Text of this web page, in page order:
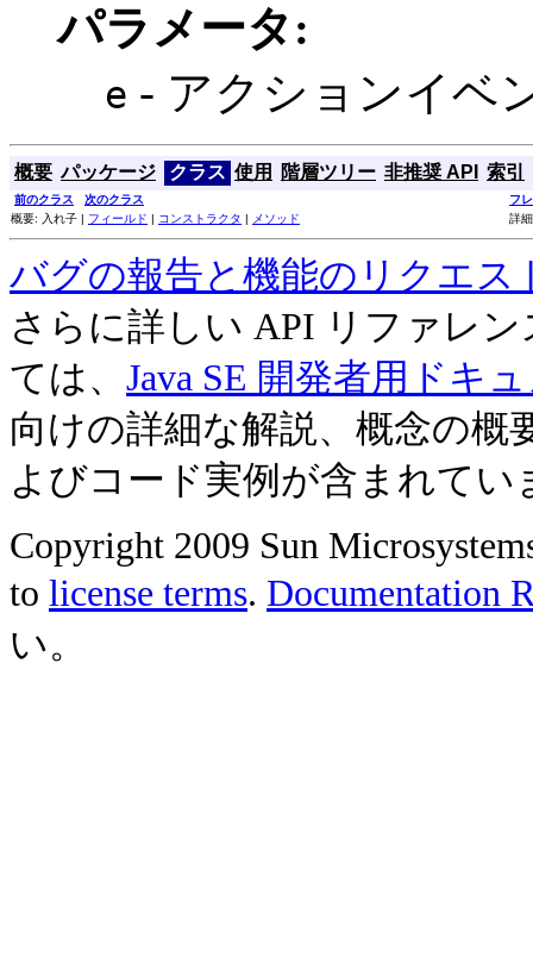
パラメータ:
e - アクションイベ
概要 パッケージ クラス 使用 階層ツリー 非推奨 API 索引
前のクラス 次のクラス
フ
概要: 入れ子 | フィールド | コンストラクタ | メソッド 詳
バグの報告と機能のリクエス
さらに詳しい API リファレ
ては、 Java SE 開発者用ドキ
向けの詳細な解説、概念の概
よびコード実例が含まれてい
Copyright 2009 Sun
to license terms. Documentation
い。